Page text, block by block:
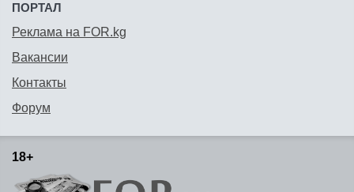
ПОРТАЛ
Реклама на FOR.kg
Вакансии
Контакты
Форум
18+